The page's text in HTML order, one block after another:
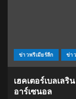
ข่าวพรีเมียร์ลีก ข่า
เฮคเตอร์เบลเล
อาร์เซนอล